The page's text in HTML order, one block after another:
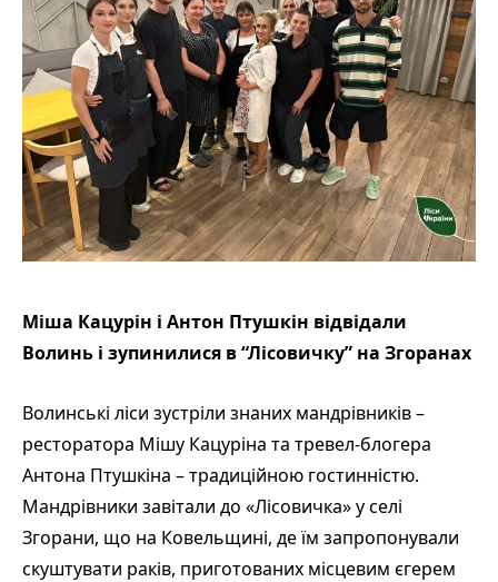
Міша Кацурін і Антон Птушкін відвідали
Волинь і зупинилися в “Лісовичку” на Згоранах
Волинські ліси зустріли знаних мандрівників –
ресторатора Мішу Кацуріна та тревел-блогера
Антона Птушкіна – традиційною гостинністю.
Мандрівники завітали до «Лісовичка» у селі
Згорани, що на Ковельщині, де їм запропонували
скуштувати раків, приготованих місцевим єгерем